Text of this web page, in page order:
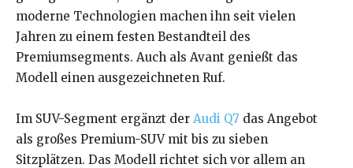
moderne Technologien machen ihn seit vielen
Jahren zu einem festen Bestandteil des
Premiumsegments. Auch als Avant genießt das
Modell einen ausgezeichneten Ruf.
Im SUV-Segment ergänzt der Audi Q7 das Angebot
als großes Premium-SUV mit bis zu sieben
Sitzplätzen. Das Modell richtet sich vor allem an